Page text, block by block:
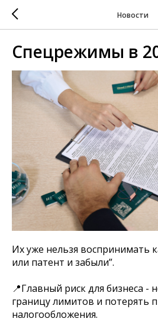
Новости
Спецрежимы в
Их уже нельзя воспринимать
или патент и забыли”.
📍Главный риск для бизнеса -
границу лимитов и потерять
налогообложения.